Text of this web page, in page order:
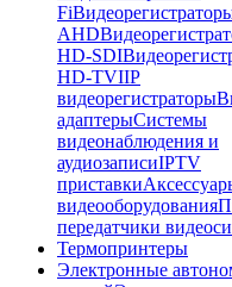
Fi
AHD
HD-SDI
HD-TVIIP
видеорегистраторы
адаптерыСистемы
видеонаблюдения и
аудиозаписиIPTV
приставки
видеооборудования
передатчики
Термопринтеры
Электронные